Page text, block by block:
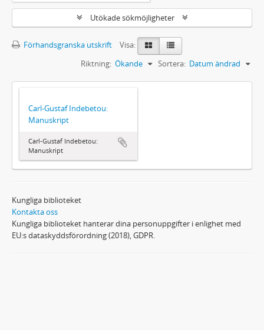
Utökade sökmöjligheter
Förhandsgranska utskrift
Visa:
Sortera: Datum ändrad
Riktning: Ökande
Carl-Gustaf Indebetou:
Manuskript
Carl-Gustaf Indebetou:
Manuskript
Kungliga biblioteket
Kontakta oss
Kungliga biblioteket hanterar dina personuppgifter i enlighet med
EU:s dataskyddsförordning (2018), GDPR.